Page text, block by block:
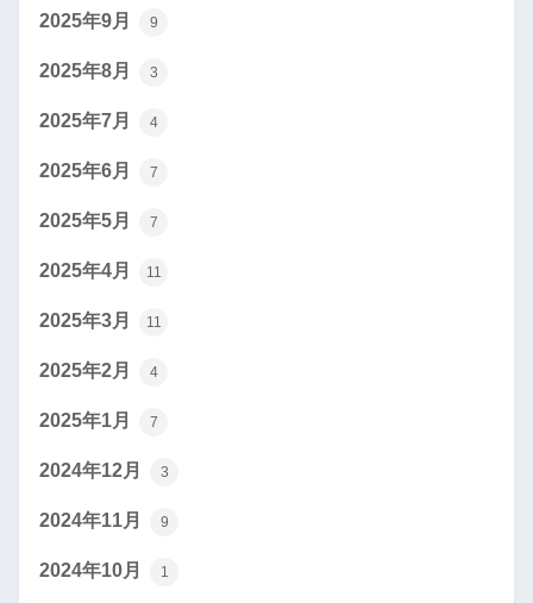
2025年9月 9
2025年8月 3
2025年7月 4
2025年6月 7
2025年5月 7
2025年4月 11
2025年3月 11
2025年2月 4
2025年1月 7
2024年12月 3
2024年11月 9
2024年10月 1